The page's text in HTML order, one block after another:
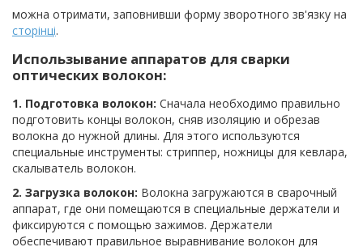
можна отримати, заповнивши форму зворотного зв'язку на
сторінці.
Использывание аппаратов для сварки
оптических волокон:
1. Подготовка волокон: Сначала необходимо правильно
подготовить концы волокон, сняв изоляцию и обрезав
волокна до нужной длины. Для этого используются
специальные инструменты: стриппер, ножницы для кевлара,
скалыватель волокон.
2. Загрузка волокон: Волокна загружаются в сварочный
аппарат, где они помещаются в специальные держатели и
фиксируются с помощью зажимов. Держатели
обеспечивают правильное выравнивание волокон для